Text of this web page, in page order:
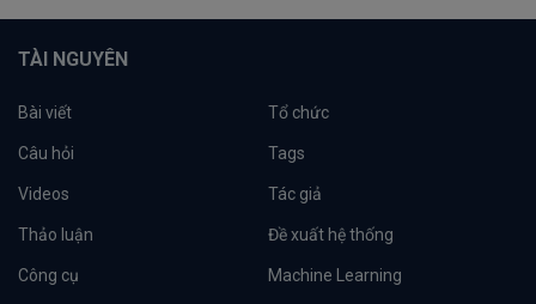
TÀI NGUYÊN
Bài viết Tổ chức
Câu hỏi Tags
Videos Tác giả
Thảo luận Đề xuất hệ thống
Công cụ Machine Learning